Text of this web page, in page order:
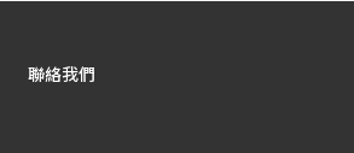
聯絡我們